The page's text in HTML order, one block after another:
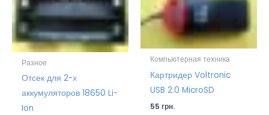
Разное
Отсек для 2-х
аккумуляторов 18650 Li-
Ion
Компьютерная техника
Картридер Voltronic
USB 2.0 MicroSD
55грн.